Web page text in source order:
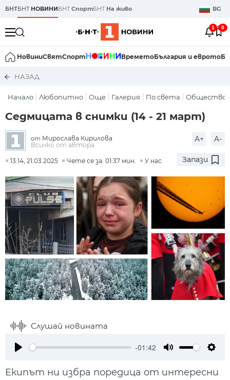
БНТБНТ НОВИНИБНТСпортБНТ На живо BG
1 0
НовиниСвятСпорт ВреметоБългария и еврото
НАЗАД
Начало Любопитно Още Галерия По света Общество
Седмицата в снимки (14 - 21 март)
от Мирослава Кирилова
Всичко от автора
A+ A-
13:14, 21.03.2025 Чете се за: 01:37 мин. У нас Запази
Слушай новината
-01:42
Екипът ни избра поредица от интересни